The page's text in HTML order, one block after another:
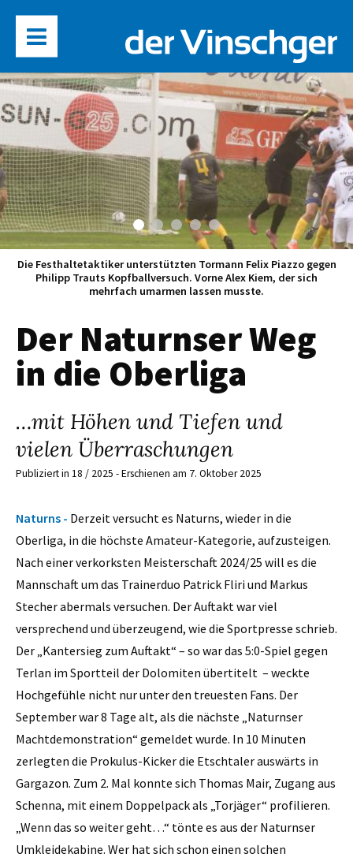
Einwurf auf das Latscher Tor. Dominic Weithaler kümmerte sich
um Singh Rajveer.
Der Naturnser Weg
in die Oberliga
…mit Höhen und Tiefen und
vielen Überraschungen
Publiziert in 18 / 2025 - Erschienen am 7. Oktober 2025
Naturns - Derzeit versucht es Naturns, wieder in die
Oberliga, in die höchste Amateur-Kategorie, aufzusteigen.
Nach einer verkorksten Meisterschaft 2024/25 will es die
Mannschaft um das Trainerduo Patrick Fliri und Markus
Stecher abermals versuchen. Der Auftakt war viel
versprechend und überzeugend, wie die Sportpresse schrieb.
Der „Kantersieg zum Auftakt“ – so war das 5:0-Spiel gegen
Terlan im Sportteil der Dolomiten übertitelt – weckte
Hochgefühle nicht nur unter den treuesten Fans. Der
September war 8 Tage alt, als die nächste „Naturnser
Machtdemonstration“ gemeldet wurde. In 10 Minuten
zerlegten die Prokulus-Kicker die Etschtaler auswärts in
Gargazon. Zum 2. Mal konnte sich Thomas Mair, Zugang aus
Schenna, mit einem Doppelpack als „Torjäger“ profilieren.
„Wenn das so weiter geht…“ tönte es aus der Naturnser
Umkleidekabine. Wer hat sich schon einen solchen